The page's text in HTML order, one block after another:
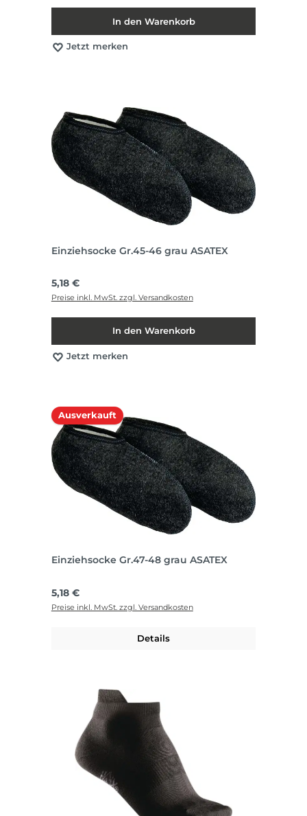
In den Warenkorb
Jetzt merken
Einziehsocke Gr.45-46 grau ASATEX
Regulärer Preis:
5,18 €
Preise inkl. MwSt. zzgl. Versandkosten
In den Warenkorb
Jetzt merken
Ausverkauft
Einziehsocke Gr.47-48 grau ASATEX
Regulärer Preis:
5,18 €
Preise inkl. MwSt. zzgl. Versandkosten
Details